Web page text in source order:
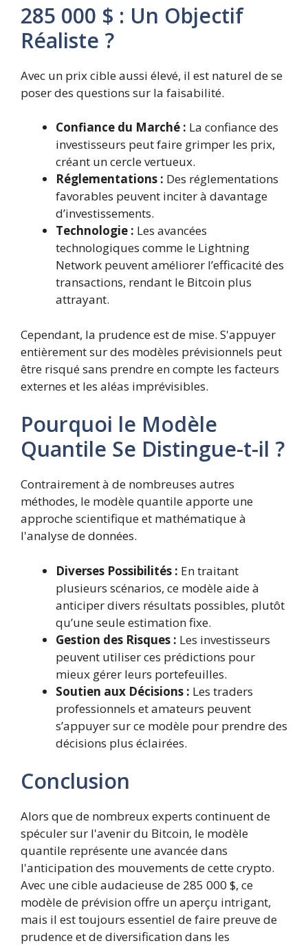
285 000 $ : Un Objectif
Réaliste ?
Avec un prix cible aussi élevé, il est naturel de se
poser des questions sur la faisabilité.
Confiance du Marché : La confiance des
investisseurs peut faire grimper les prix,
créant un cercle vertueux.
Réglementations : Des réglementations
favorables peuvent inciter à davantage
d’investissements.
Technologie : Les avancées
technologiques comme le Lightning
Network peuvent améliorer l’efficacité des
transactions, rendant le Bitcoin plus
attrayant.
Cependant, la prudence est de mise. S'appuyer
entièrement sur des modèles prévisionnels peut
être risqué sans prendre en compte les facteurs
externes et les aléas imprévisibles.
Pourquoi le Modèle
Quantile Se Distingue-t-il ?
Contrairement à de nombreuses autres
méthodes, le modèle quantile apporte une
approche scientifique et mathématique à
l'analyse de données.
Diverses Possibilités : En traitant
plusieurs scénarios, ce modèle aide à
anticiper divers résultats possibles, plutôt
qu’une seule estimation fixe.
Gestion des Risques : Les investisseurs
peuvent utiliser ces prédictions pour
mieux gérer leurs portefeuilles.
Soutien aux Décisions : Les traders
professionnels et amateurs peuvent
s’appuyer sur ce modèle pour prendre des
décisions plus éclairées.
Conclusion
Alors que de nombreux experts continuent de
spéculer sur l'avenir du Bitcoin, le modèle
quantile représente une avancée dans
l'anticipation des mouvements de cette crypto.
Avec une cible audacieuse de 285 000 $, ce
modèle de prévision offre un aperçu intrigant,
mais il est toujours essentiel de faire preuve de
prudence et de diversification dans les